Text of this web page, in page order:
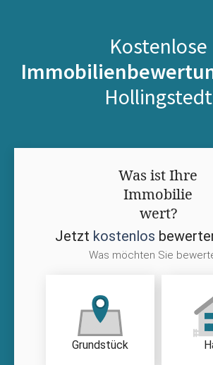
Kostenlose
Hollingstedt
Was ist Ihre
Immobilie
wert?
Jetzt kostenlos
Was möchten Sie
Grundstück